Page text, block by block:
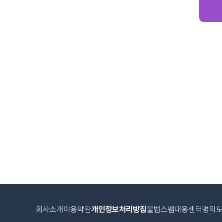
회사소개 이용약관개인정보처리방침불법스팸대응센터 명의